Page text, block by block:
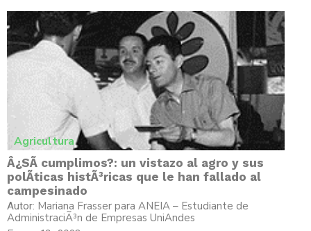
Agricultura
Â¿SÃ­ cumplimos?: un vistazo al agro y sus
polÃ­ticas histÃ³ricas que le han fallado al
campesinado
Autor: Mariana Frasser para ANEIA – Estudiante de
AdministraciÃ³n de Empresas UniAndes